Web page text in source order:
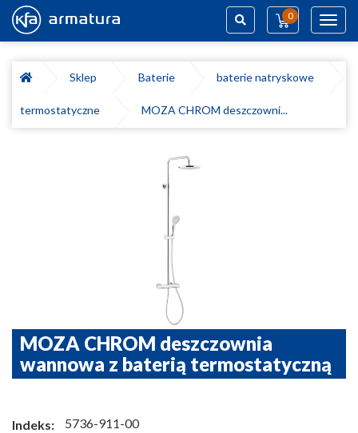
0
Sklep
Baterie baterie natryskowe
termostatyczne MOZA CHROM deszczowni...
MOZA CHROM deszczownia
wannowa z baterią termostatyczną
Indeks:
5736-911-00